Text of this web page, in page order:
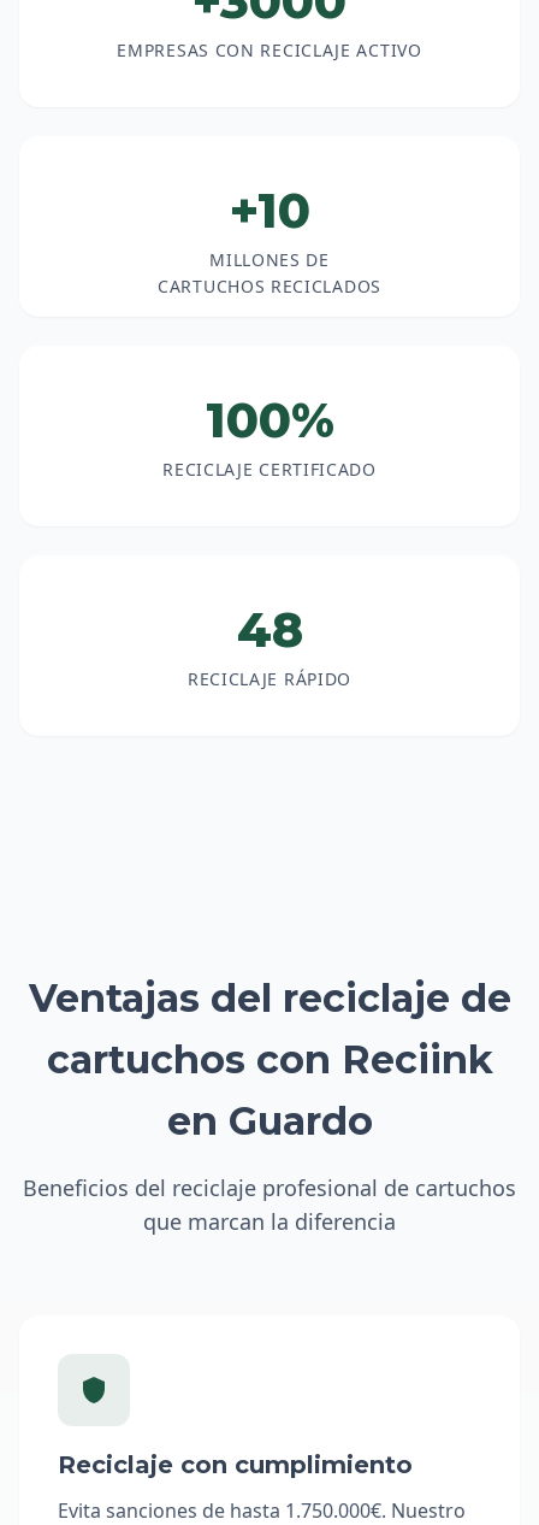
EMPRESAS CON RECICLAJE ACTIVO
+10
MILLONES DE
CARTUCHOS RECICLADOS
100%
RECICLAJE CERTIFICADO
48
RECICLAJE RÁPIDO
Ventajas del reciclaje de
cartuchos con Reciink
en Guardo
Beneficios del reciclaje profesional de cartuchos
que marcan la diferencia
Reciclaje con cumplimiento
Evita sanciones de hasta 1.750.000€. Nuestro